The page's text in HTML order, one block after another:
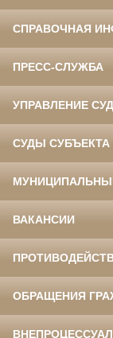
СПРАВОЧНАЯ
ПРЕСС-СЛУЖБА
УПРАВЛЕНИЕ
СУДЫ СУБЪЕКТА
ВАКАНСИИ
ОБРАЩЕНИЯ